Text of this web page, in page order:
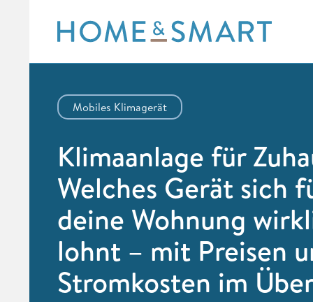
content
Mobiles Klimagerät
Klimaanlage für
Welches Gerät sich
deine Wohnung
lohnt – mit Preisen
Stromkosten im